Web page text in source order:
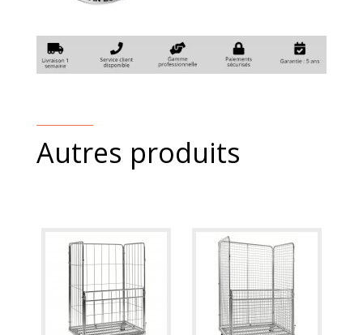
Autres produits